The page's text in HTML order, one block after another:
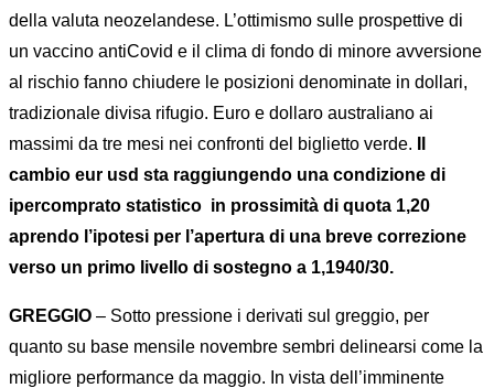
della valuta neozelandese. L’ottimismo sulle prospettive di
un vaccino antiCovid e il clima di fondo di minore avversione
al rischio fanno chiudere le posizioni denominate in dollari,
tradizionale divisa rifugio. Euro e dollaro australiano ai
massimi da tre mesi nei confronti del biglietto verde.
cambio eur usd sta raggiungendo una condizione di
ipercomprato statistico in prossimità di quota 1,20
aprendo l’ipotesi per l’apertura di una breve correzione
verso un primo livello di sostegno a 1,1940/30.
GREGGIO – Sotto pressione i derivati sul greggio, per
quanto su base mensile novembre sembri delinearsi come la
migliore performance da maggio. In vista dell’imminente